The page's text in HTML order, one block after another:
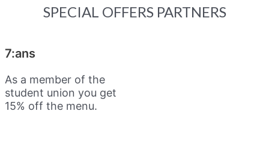
SPECIAL OFFERS PARTNERS
7:ans
As a member of the
student union you get
15% off the menu.